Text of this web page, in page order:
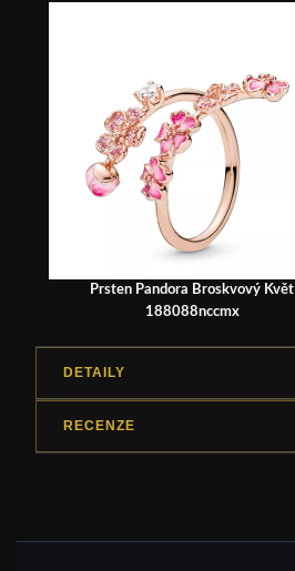
Prsten Pandora Broskvový Květ
188088nccmx
DETAILY
RECENZE